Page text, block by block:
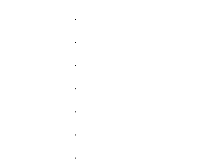
.
.
.
.
.
.
.